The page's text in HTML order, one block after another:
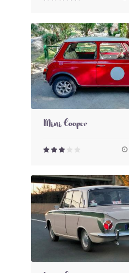
Mini Cooper